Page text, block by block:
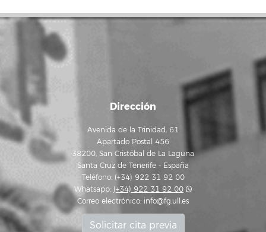
Dirección
Avenida de la Trinidad, 61
Apartado Postal 456
38200, San Cristóbal de La Laguna
Santa Cruz de Tenerife - España
Teléfono: (+34) 922 31 92 00
Whatsapp: (+34) 922 31 92 00
Correo electrónico: info@fg.ull.es
Solicitar cita previa